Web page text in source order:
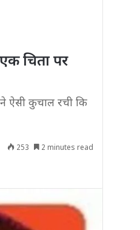
चिता पर
ऐसी कुचाल रची कि
253 2 minutes read